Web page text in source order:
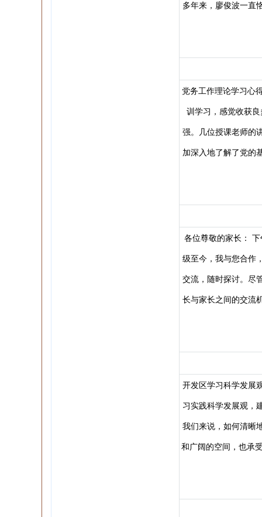
多年来，廖俊波一直
党务工作理论学习心
训学习，感觉收获
强。几位授课老师的
加深入地了解了党的
各位尊敬的家长：
级至今，我与您合作
交流，随时探讨。尽
长与家长之间的交流
开发区学习科学发展
习实践科学发展观，
我们来说，如何清晰
和广阔的空间，也承